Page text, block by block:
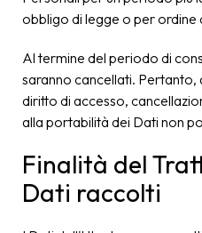
obbligo di legge o per ordine
Al termine del periodo di
saranno cancellati. Pertanto,
diritto di accesso,
alla portabilità dei Dati non
Finalità del
Dati raccolti